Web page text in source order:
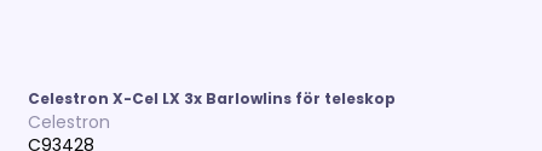
Celestron X-Cel LX 3x Barlowlins för teleskop
Celestron
C93428